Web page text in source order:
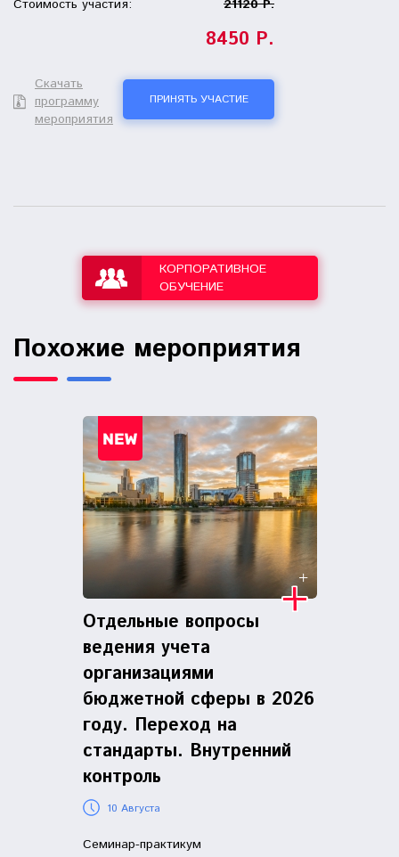
Стоимость участия: 21120 Р.
8450 Р.
Скачать
программу
мероприятия
ПРИНЯТЬ УЧАСТИЕ
КОРПОРАТИВНОЕ
ОБУЧЕНИЕ
Похожие мероприятия
Отдельные вопросы
ведения учета
организациями
бюджетной сферы в 2026
году. Переход на
стандарты. Внутренний
контроль
10 Августа
Семинар-практикум